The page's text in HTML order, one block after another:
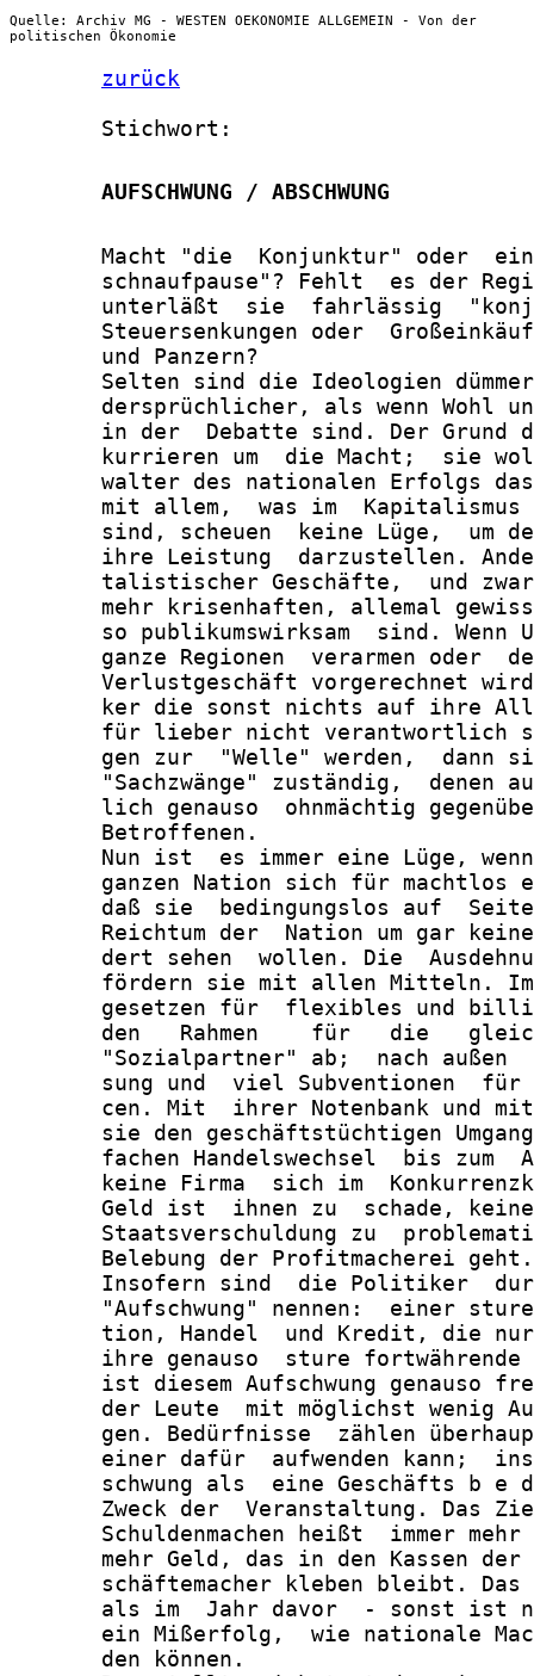
Quelle: Archiv MG - WESTEN OEKONOMIE ALLGEMEIN - Von der
politischen Ökonomie
zurück
       Stichwort:
       AUFSCHWUNG / ABSCHWUNG
Macht "die  Konjunktur" oder
schnaufpause"? Fehlt  es der
unterläßt  sie  fahrlässig
Steuersenkungen oder
       und Panzern?
Selten sind die Ideologien
dersprüchlicher, als wenn Wohl
in der  Debatte sind. Der Grund
kurrieren um  die Macht;  sie
walter des nationalen Erfolgs
mit allem,  was im
sind, scheuen  keine Lüge,  um
ihre Leistung  darzustellen.
talistischer Geschäfte,  und
mehr krisenhaften, allemal
so publikumswirksam  sind. Wenn
ganze Regionen  verarmen oder
Verlustgeschäft vorgerechnet
ker die sonst nichts auf ihre
für lieber nicht verantwortlich
gen zur  "Welle" werden,  dann
"Sachzwänge" zuständig,  denen
lich genauso  ohnmächtig
       Betroffenen.
Nun ist  es immer eine Lüge,
ganzen Nation sich für machtlos
daß sie  bedingungslos auf
Reichtum der  Nation um gar
dert sehen  wollen. Die
fördern sie mit allen Mitteln.
gesetzen für  flexibles und
den   Rahmen    für   die
"Sozialpartner" ab;  nach außen
sung und  viel Subventionen
cen. Mit  ihrer Notenbank und
sie den geschäftstüchtigen
fachen Handelswechsel  bis zum
keine Firma  sich im
Geld ist  ihnen zu  schade,
Staatsverschuldung zu
       Belebung der Profitmacherei geht.
Insofern sind  die Politiker
"Aufschwung" nennen:  einer
tion, Handel  und Kredit, die
ihre genauso  sture
ist diesem Aufschwung genauso
der Leute  mit möglichst wenig
gen. Bedürfnisse  zählen
einer dafür  aufwenden kann;
schwung als  eine Geschäfts b e
Zweck der  Veranstaltung. Das
Schuldenmachen heißt  immer
mehr Geld, das in den Kassen
schäftemacher kleben bleibt.
als im  Jahr davor  - sonst ist
ein Mißerfolg,  wie nationale
       den können.